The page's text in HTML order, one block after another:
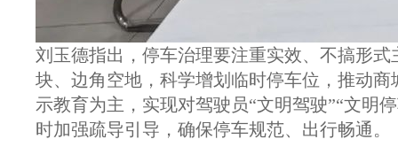
刘玉德指出，停车治理要注重实效、不搞形
块、边角空地，科学增划临时停车位，推动
示教育为主，实现对驾驶员“文明驾驶”“文明
时加强疏导引导，确保停车规范、出行畅通。